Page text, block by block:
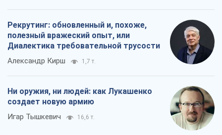
Рекрутинг: обновленный и, похоже,
полезный вражеский опыт, или
Диалектика требовательной трусости
Александр Кирш 1,7 т.
Ни оружия, ни людей: как Лукашенко
создает новую армию
Игар Тышкевич 16,6 т.